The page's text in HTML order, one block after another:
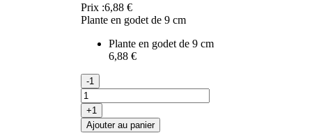
Prix :6,88 €
Plante en godet de 9 cm
Plante en godet de 9 cm
6,88 €
-1
+1
Ajouter au panier